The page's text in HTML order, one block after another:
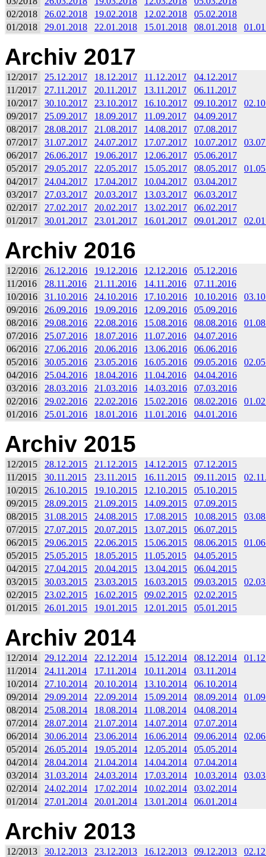
02/2018
26.02.2018 19.02.2018 12.02.2018
05.02.2018
01/2018
29.01.2018 22.01.2018 15.01.2018 08.01.2018
Archiv 2017
12/2017 25.12.2017 18.12.2017 11.12.2017
04.12.2017
11/2017
27.11.2017 20.11.2017 13.11.2017
06.11.2017
10/2017
30.10.2017 23.10.2017 16.10.2017 09.10.2017
09/2017
25.09.2017 18.09.2017 11.09.2017
04.09.2017
08/2017
28.08.2017 21.08.2017 14.08.2017
07.08.2017
07/2017
31.07.2017 24.07.2017 17.07.2017 10.07.2017
06/2017
26.06.2017 19.06.2017 12.06.2017
05.06.2017
05/2017
29.05.2017 22.05.2017 15.05.2017 08.05.2017
04/2017
24.04.2017 17.04.2017 10.04.2017
03.04.2017
03/2017
27.03.2017 20.03.2017 13.03.2017
06.03.2017
02/2017
27.02.2017 20.02.2017 13.02.2017
06.02.2017
01/2017
30.01.2017 23.01.2017 16.01.2017 09.01.2017
Archiv 2016
12/2016 26.12.2016 19.12.2016 12.12.2016
05.12.2016
11/2016
28.11.2016 21.11.2016 14.11.2016
07.11.2016
10/2016
31.10.2016 24.10.2016 17.10.2016 10.10.2016
09/2016
26.09.2016 19.09.2016 12.09.2016
05.09.2016
08/2016
29.08.2016 22.08.2016 15.08.2016 08.08.2016
07/2016
25.07.2016 18.07.2016 11.07.2016
04.07.2016
06/2016
27.06.2016 20.06.2016 13.06.2016
06.06.2016
05/2016
30.05.2016 23.05.2016 16.05.2016 09.05.2016
04/2016
25.04.2016 18.04.2016 11.04.2016
04.04.2016
03/2016
28.03.2016 21.03.2016 14.03.2016
07.03.2016
02/2016
29.02.2016 22.02.2016 15.02.2016 08.02.2016
01/2016
25.01.2016 18.01.2016 11.01.2016 04.01.2016
Archiv 2015
12/2015 28.12.2015 21.12.2015 14.12.2015
07.12.2015
11/2015
30.11.2015 23.11.2015 16.11.2015 09.11.2015
10/2015
26.10.2015 19.10.2015 12.10.2015
05.10.2015
09/2015
28.09.2015 21.09.2015 14.09.2015
07.09.2015
08/2015
31.08.2015 24.08.2015 17.08.2015 10.08.2015
07/2015
27.07.2015 20.07.2015 13.07.2015
06.07.2015
06/2015
29.06.2015 22.06.2015 15.06.2015 08.06.2015
05/2015
25.05.2015 18.05.2015 11.05.2015
04.05.2015
04/2015
27.04.2015 20.04.2015 13.04.2015
06.04.2015
03/2015
30.03.2015 23.03.2015 16.03.2015 09.03.2015
02/2015
23.02.2015 16.02.2015 09.02.2015
02.02.2015
01/2015
26.01.2015 19.01.2015 12.01.2015 05.01.2015
Archiv 2014
12/2014 29.12.2014 22.12.2014 15.12.2014 08.12.2014
11/2014
24.11.2014 17.11.2014 10.11.2014
03.11.2014
10/2014
27.10.2014 20.10.2014 13.10.2014
06.10.2014
09/2014
29.09.2014 22.09.2014 15.09.2014 08.09.2014
08/2014
25.08.2014 18.08.2014 11.08.2014
04.08.2014
07/2014
28.07.2014 21.07.2014 14.07.2014
07.07.2014
06/2014
30.06.2014 23.06.2014 16.06.2014 09.06.2014
05/2014
26.05.2014 19.05.2014 12.05.2014
05.05.2014
04/2014
28.04.2014 21.04.2014 14.04.2014
07.04.2014
03/2014
31.03.2014 24.03.2014 17.03.2014 10.03.2014
02/2014
24.02.2014 17.02.2014 10.02.2014
03.02.2014
01/2014
27.01.2014 20.01.2014 13.01.2014 06.01.2014
Archiv 2013
12/2013 30.12.2013 23.12.2013 16.12.2013 09.12.2013